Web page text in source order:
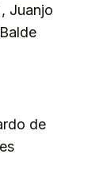
Juanjo
de